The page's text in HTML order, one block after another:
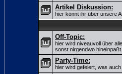
Artikel Diskussion:
hier könnt ihr über unsere
Off-Topic:
hier wird niveauvoll über
sonst nirgendwo
Party-Time:
hier wird gefeiert, was auch